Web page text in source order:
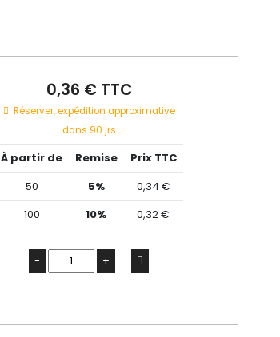
0,36 € TTC
Réserver, expédition approximative
dans 90 jrs
À partir de Remise
Prix TTC
50
5%
0,34 €
100
10% 0,32 €
- +